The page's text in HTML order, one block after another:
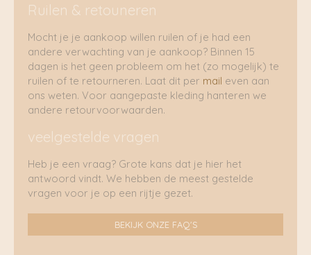
Ruilen & retouneren
Mocht je je aankoop willen ruilen of je had een
andere verwachting van je aankoop? Binnen 15
dagen is het geen probleem om het (zo mogelijk) te
ruilen of te retourneren. Laat dit per mail even aan
ons weten. Voor aangepaste kleding hanteren we
andere retourvoorwaarden.
veelgestelde vragen
Heb je een vraag? Grote kans dat je hier het
antwoord vindt. We hebben de meest gestelde
vragen voor je op een rijtje gezet.
BEKIJK ONZE FAQ'S